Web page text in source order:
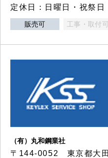
定休日：日曜日・祝祭日
販売可 工事・取付可
（有）丸和鋼業社
〒144-0052 東京都大